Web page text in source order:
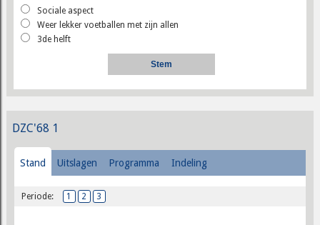
Sociale aspect
Weer lekker voetballen met zijn allen
3de helft
DZC'68 1
Stand Uitslagen Programma Indeling
Periode: 1 2 3